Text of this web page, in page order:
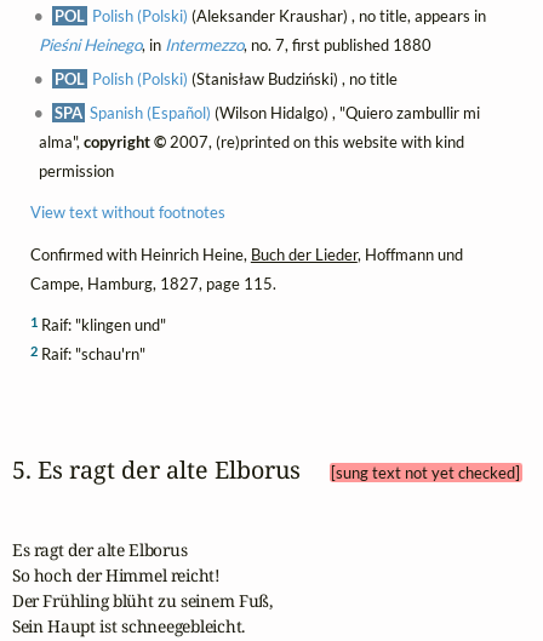
POL Polish (Polski) (Aleksander Kraushar) , no title, appears in
Pieśni Heinego, in Intermezzo, no. 7, first published 1880
POL Polish (Polski) (Stanisław Budziński) , no title
SPA Spanish (Español) (Wilson Hidalgo) , "Quiero zambullir mi
alma",copyright ©2007, (re)printed on this website with kind
permission
View text without footnotes
Confirmed with Heinrich Heine, Buch der Lieder, Hoffmann und
Campe, Hamburg, 1827, page 115.
1Raif: "klingen und"
2Raif: "schau'rn"
5. Es ragt der alte Elborus [sung text not yet checked]
Es ragt der alte Elborus
So hoch der Himmel reicht!
Der Frühling blüht zu seinem Fuß,
Sein Haupt ist schneegebleicht.